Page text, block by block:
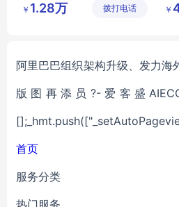
金包银籽料
有限公司
￥ 1.28万 拨打电话
石
￥
阿里巴巴组织架构升级、发力海
版图再添员?-爱客盛
首页
服务分类
热门服务